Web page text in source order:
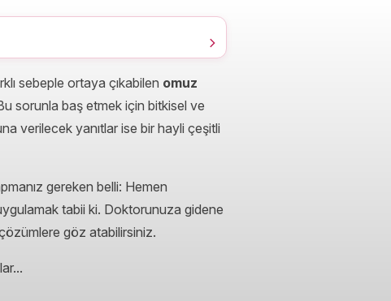
sebeple ortaya çıkabilen omuz
sorunla baş etmek için bitkisel ve
verilecek yanıtlar ise bir hayli çeşitli
gereken belli: Hemen
tabii ki. Doktorunuza gidene
göz atabilirsiniz.